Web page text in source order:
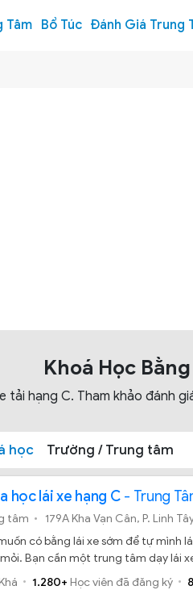
Tâm Bổ Túc Đánh Giá Trung
Khoá Học
tải hạng C. Tham khảo đánh
học Trường / Trung tâm
học lái xe hạng C - Trung
tâm 179A Kha Vạn Cân, P. Linh
có bằng lái xe sớm để tự mình
Bạn cần một trung tâm dạy lái
đại học cảnh sát nhân dân, nơi
Khá 1.280+ Học viên đã đăng ký